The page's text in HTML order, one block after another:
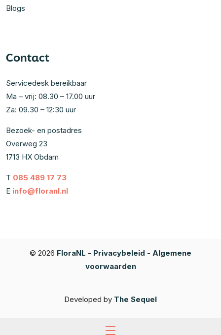
Blogs
Contact
Servicedesk bereikbaar
Ma – vrij: 08.30 – 17.00 uur
Za: 09.30 – 12:30 uur
Bezoek- en postadres
Overweg 23
1713 HX Obdam
T 085 489 17 73
E info@floranl.nl
© 2026 FloraNL - Privacybeleid - Algemene
voorwaarden
Developed by The Sequel